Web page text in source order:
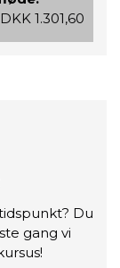
DKK 1.301,60
Du
gang vi